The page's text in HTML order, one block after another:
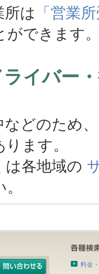
は 「営業
ができます
ライバー
どのため
ます。
各地域の
料金